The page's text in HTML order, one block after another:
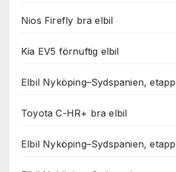
Nios Firefly bra elbil
Kia EV5 förnuftig elbil
Elbil Nyköping–Sydspanien,
Toyota C-HR+ bra elbil
Elbil Nyköping–Sydspanien,